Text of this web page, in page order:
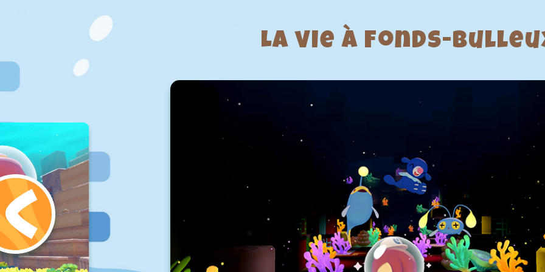
La vie à Fonds-